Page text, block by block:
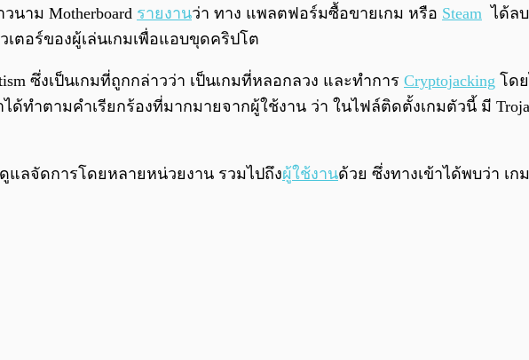
นาม Motherboard รายงานว่า ทาง แพลตฟอร์มซื้อขายเกม หรือ Steam ได้ล
ตอร์ของผู้เล่นเกมเพื่อแอบขุดคริปโต
ซึ่งเป็นเกมที่ถูกกล่าวว่า เป็นเกมที่หลอกลวง และทำการ Cryptojacking โดย
ได้ทำตามคำเรียกร้องที่มากมายจากผู้ใช้งาน ว่า ในไฟล์ติดตั้งเกมตัวนี้ มี
แลจัดการโดยหลายหน่วยงาน รวมไปถึงผู้ใช้งานด้วย ซึ่งทางเข้าได้พบว่า เ